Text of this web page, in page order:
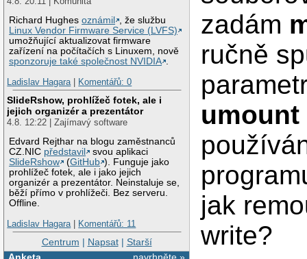
Richard Hughesoznámil
, že službu
Linux Vendor Firmware Service (LVFS)
umožňující aktualizovat firmware
zařízení na počítačích s Linuxem, nově
sponzoruje také společnost NVIDIA .
Ladislav Hagara| Komentářů: 0
SlideRshow, prohlížeč fotek, ale i
jejich organizér a prezentátor
4.8. 12:22 | Zajímavý software
Edvard Rejthar na blogu zaměstnanců
CZ.NIC představil
svou aplikaci
SlideRshow
(GitHub ). Funguje jako
prohlížeč fotek, ale i jako jejich
organizér a prezentátor. Neinstaluje se,
běží přímo v prohlížeči. Bez serveru.
Offline.
Ladislav Hagara| Komentářů: 11
Centrum | Napsat| Starší
zadám
ručně
umount
jak
write?